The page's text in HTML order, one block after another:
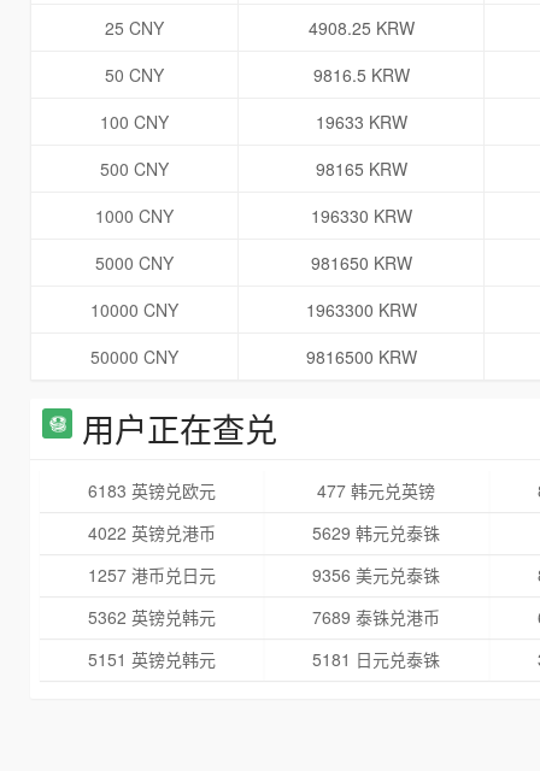
25 CNY
4908.25 KRW
50 CNY
9816.5 KRW
100 CNY
19633 KRW
500 CNY
98165 KRW
1000 CNY
196330 KRW
5000 CNY
981650 KRW
10000 CNY
1963300 KRW
50000 CNY
9816500 KRW
用户正在查兑
6183 英镑兑欧元 477 韩元兑英镑
4022 英镑兑港币
5629 韩元兑泰铢
1257 港币兑日元
9356 美元兑泰铢
5362 英镑兑韩元
7689 泰铢兑港币
5151 英镑兑韩元
5181 日元兑泰铢